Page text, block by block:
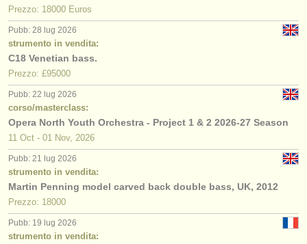
Prezzo: 18000 Euros
Pubb: 28 lug 2026
strumento in vendita:
C18 Venetian bass.
Prezzo: £95000
Pubb: 22 lug 2026
corso/masterclass:
Opera North Youth Orchestra - Project 1 & 2 2026-27 Season
11 Oct - 01 Nov, 2026
Pubb: 21 lug 2026
strumento in vendita:
Martin Penning model carved back double bass, UK, 2012
Prezzo: 18000
Pubb: 19 lug 2026
strumento in vendita: